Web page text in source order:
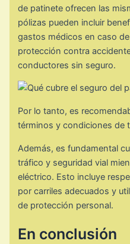
de patinete ofrecen las
pólizas pueden incluir
gastos médicos en caso
protección contra
conductores sin seguro.
Por lo tanto, es
términos y condiciones de
Además, es fundamental
tráfico y seguridad vial
eléctrico. Esto incluye
por carriles adecuados y
de protección personal.
En conclusión